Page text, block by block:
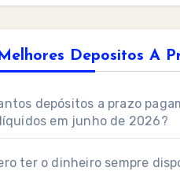
Depositos A
depósitos a prazo
líquidos em junho de 2026?
ter o dinheiro sempre